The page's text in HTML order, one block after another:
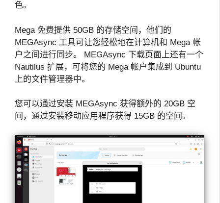
色。
Mega 免费提供 50GB 的存储空间，他们的
MEGAsync 工具可让您轻松地在计算机和 Mega 帐
户之间进行同步。 MEGAsync 下载页面上还有一个
Nautilus 扩展，可将您的 Mega 帐户集成到 Ubuntu
上的文件管理器中。
您可以通过安装 MEGAsync 获得额外的 20GB 空
间，通过安装移动应用程序获得 15GB 的空间。